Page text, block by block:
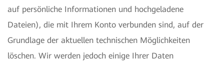
auf persönliche Informationen und hochgeladene
Dateien), die mit Ihrem Konto verbunden sind, auf der
Grundlage der aktuellen technischen Möglichkeiten
löschen. Wir werden jedoch einige Ihrer Daten